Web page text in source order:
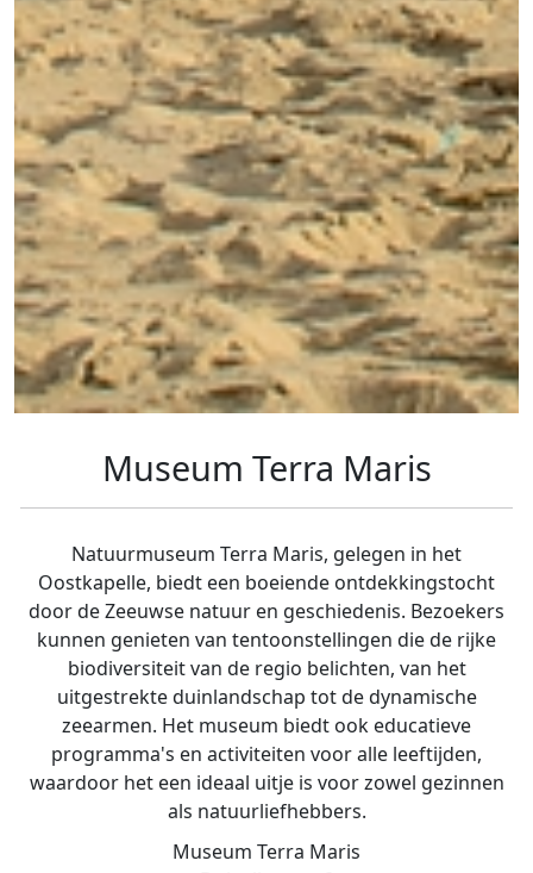
Museum Terra Maris
Natuurmuseum Terra Maris, gelegen in het
Oostkapelle, biedt een boeiende ontdekkingstocht
door de Zeeuwse natuur en geschiedenis. Bezoekers
kunnen genieten van tentoonstellingen die de rijke
biodiversiteit van de regio belichten, van het
uitgestrekte duinlandschap tot de dynamische
zeearmen. Het museum biedt ook educatieve
programma's en activiteiten voor alle leeftijden,
waardoor het een ideaal uitje is voor zowel gezinnen
als natuurliefhebbers.
Museum Terra Maris